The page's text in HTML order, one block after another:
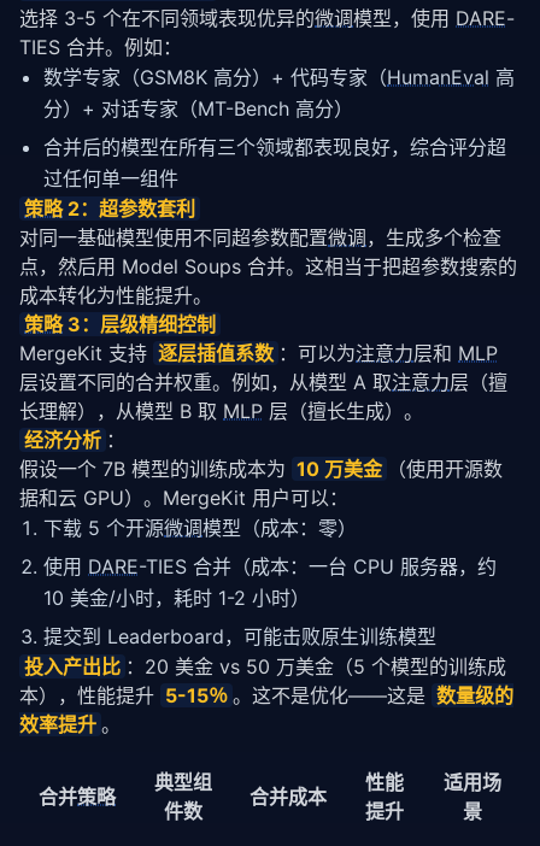
选择 3-5 个在不同领域表现优异的微调模型，使用 DARE-
TIES 合并。例如：
数学专家（GSM8K 高分）+ 代码专家（HumanEval 高
分）+ 对话专家（MT-Bench 高分）
合并后的模型在所有三个领域都表现良好，综合评分超
过任何单一组件
策略 2：超参数套利
对同一基础模型使用不同超参数配置微调 ，生成多个检查
点，然后用 Model Soups 合并。这相当于把超参数搜索的
成本转化为性能提升。
策略 3：层级精细控制
MergeKit 支持 逐层插值系数 ：可以为注意力层和 MLP
层设置不同的合并权重。例如，从模型 A 取注意力层（擅
长理解），从模型 B 取 MLP 层（擅长生成）。
经济分析 ：
假设一个 7B 模型的训练成本为 10 万美金
（使用开源数
据和云 GPU）。MergeKit 用户可以：
下载 5 个开源微调模型（成本：零）
使用 DARE-TIES 合并（成本：一台 CPU 服务器，约
10 美金/小时，耗时 1-2 小时）
提交到 Leaderboard，可能击败原生训练模型
投入产出比 ：20 美金 vs 50 万美金（5 个模型的训练成
本），性能提升 5-15％ 。这不是优化——这是 数量级的
效率提升 。
合并策略
典型组
件数
合并成本
性能
提升
适用场
景